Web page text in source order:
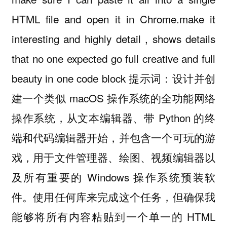
HTML file and open it in Chrome.make it
interesting and highly detail , shows details
that no one expected go full creative and full
beauty in one code block 提示词：设计并创
建一个类似 macOS 操作系统的全功能网络
操作系统，从文本编辑器、带 Python 的终
端和代码编辑器开始，并包含一个可玩的游
戏，用于文件管理器、绘图、视频编辑器以
及所有重要的 Windows 操作系统预装软
件。使用任何库来完成这个任务，但确保我
能够将所有内容粘贴到一个单一的 HTML